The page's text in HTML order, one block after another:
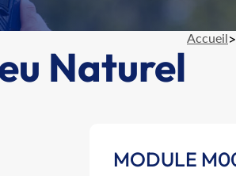
Accueil>
Naturel
MODULE